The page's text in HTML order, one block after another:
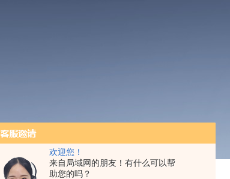
欢迎您！
来自局域网的朋友！有什么可以帮
助您的吗？